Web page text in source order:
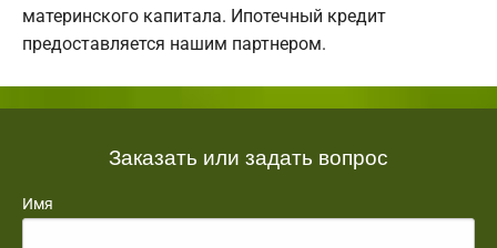
материнского капитала. Ипотечный кредит
предоставляется нашим партнером.
Заказать или задать вопрос
Имя